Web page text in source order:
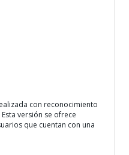
con reconocimiento
versión se ofrece
que cuentan con una